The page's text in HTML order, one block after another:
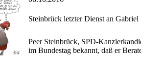
Steinbrück letzter Dienst an Gabriel
Peer Steinbrück, SPD-
im Bundestag bekannt, daß er